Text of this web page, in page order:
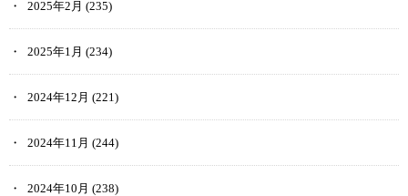
2025年2月 (235)
2025年1月 (234)
2024年12月 (221)
2024年11月 (244)
2024年10月 (238)